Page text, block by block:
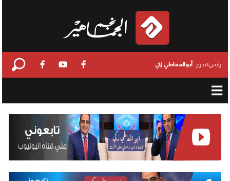
رئيس التحرير : أبو المعاطي زكي